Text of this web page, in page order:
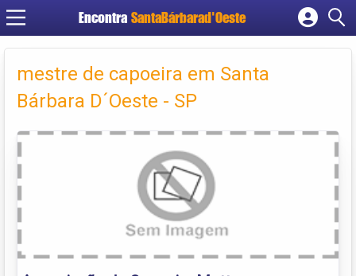
Encontra SantaBárbarad'Oeste
Cadastrar empresa
Criar conta
mestre de capoeira em Santa
Bárbara D´Oeste - SP